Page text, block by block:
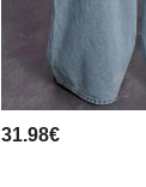
31.98€